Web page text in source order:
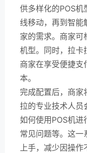
供多样化的POS
线移动，再到智能
家的需求。商家可
机型。同时，拉卡
商家在享受便捷支
本。
完成配置后，商家
拉的专业技术人员
如何使用POS机
常见问题等。这一
上手，减少因操